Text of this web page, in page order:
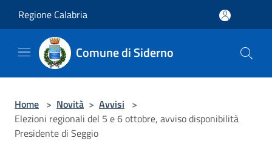
Regione Calabria
Comune di Siderno
Home > Novità > Avvisi >
Elezioni regionali del 5 e 6 ottobre, avviso disponibilità
Presidente di Seggio